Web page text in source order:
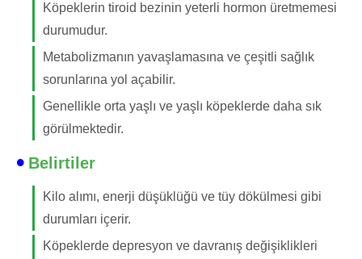
Köpeklerin tiroid bezinin yeterli hormon üretmemesi
durumudur.
Metabolizmanın yavaşlamasına ve çeşitli sağlık
sorunlarına yol açabilir.
Genellikle orta yaşlı ve yaşlı köpeklerde daha sık
görülmektedir.
Belirtiler
Kilo alımı, enerji düşüklüğü ve tüy dökülmesi gibi
durumları içerir.
Köpeklerde depresyon ve davranış değişiklikleri